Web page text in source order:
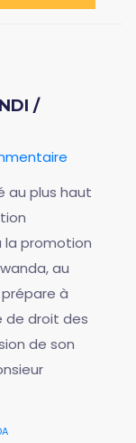
/
au plus haut
promotion
au
à
de droit des
de son